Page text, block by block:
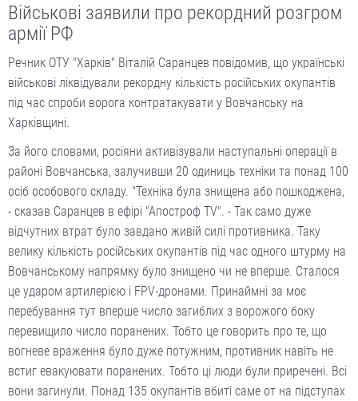
Військові заявили про рекордний розгром
армії РФ
Речник ОТУ "Харків" Віталій Саранцев повідомив, що українські
військові ліквідували рекордну кількість російських окупантів
під час спроби ворога контратакувати у Вовчанську на
Харківщині.
За його словами, росіяни активізували наступальні операції в
районі Вовчанська, залучивши 20 одиниць техніки та понад 100
осіб особового складу. "Техніка була знищена або пошкоджена,
- сказав Саранцев в ефірі "Апостроф TV". - Так само дуже
відчутних втрат було завдано живій силі противника. Таку
велику кількість російських окупантів під час одного штурму на
Вовчанському напрямку було знищено чи не вперше. Сталося
це ударом артилерією і FPV-дронами. Принаймні за моє
перебування тут вперше число загиблих з ворожого боку
перевищило число поранених. Тобто це говорить про те, що
вогневе враження було дуже потужним, противник навіть не
встиг евакуювати поранених. Тобто ці люди були приречені. Всі
вони загинули. Понад 135 окупантів вбиті саме от на підступах